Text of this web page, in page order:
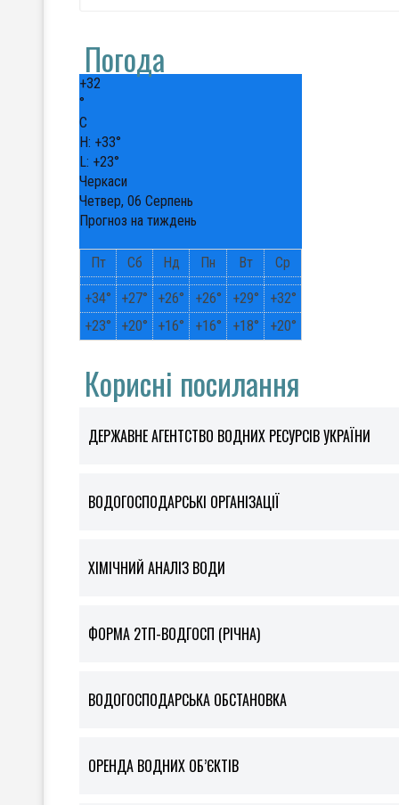
Погода
+32
°
C
H: +33°
L: +23°
Черкаси
Четвер, 06 Серпень
Прогноз на тиждень
Пт Сб Нд Пн Вт Ср
+34° +27° +26° +26° +29° +32°
+23° +20° +16° +16° +18° +20°
Корисні посилання
ДЕРЖАВНЕ АГЕНТСТВО ВОДНИХ РЕСУРСІВ УКРАЇНИ
ВОДОГОСПОДАРСЬКІ ОРГАНІЗАЦІЇ
ХІМІЧНИЙ АНАЛІЗ ВОДИ
ФOРМА 2ТП-ВОДГОСП (РІЧНА)
ВОДОГОСПОДАРСЬКА ОБСТАНОВКА
ОРЕНДА ВОДНИХ ОБ’ЄКТІВ